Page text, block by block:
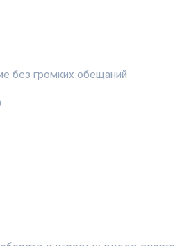
без громких обещаний